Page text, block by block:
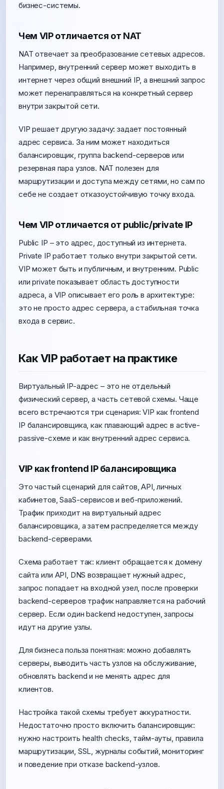
бизнес-системы.
Чем VIP отличается от NAT
NAT отвечает за преобразование сетевых адресов.
Например, внутренний сервер может выходить в
интернет через общий внешний IP, а внешний запрос
может перенаправляться на конкретный сервер
внутри закрытой сети.
VIP решает другую задачу: задает постоянный
адрес сервиса. За ним может находиться
балансировщик, группа backend-серверов или
резервная пара узлов. NAT полезен для
маршрутизации и доступа между сетями, но сам по
себе не создает отказоустойчивую точку входа.
Чем VIP отличается от public/private IP
Public IP – это адрес, доступный из интернета.
Private IP работает только внутри закрытой сети.
VIP может быть и публичным, и внутренним. Public
или private показывает область доступности
адреса, а VIP описывает его роль в архитектуре:
это не просто адрес сервера, а стабильная точка
входа в сервис.
Как VIP работает на практике
Виртуальный IP-адрес – это не отдельный
физический сервер, а часть сетевой схемы. Чаще
всего встречаются три сценария: VIP как frontend
IP балансировщика, как плавающий адрес в active-
passive-схеме и как внутренний адрес сервиса.
VIP как frontend IP балансировщика
Это частый сценарий для сайтов, API, личных
кабинетов, SaaS-сервисов и веб-приложений.
Трафик приходит на виртуальный адрес
балансировщика, а затем распределяется между
backend-серверами.
Схема работает так: клиент обращается к домену
сайта или API, DNS возвращает нужный адрес,
запрос попадает на входной узел, после проверки
backend-серверов трафик направляется на рабочий
сервер. Если один backend недоступен, запросы
идут на другие узлы.
Для бизнеса польза понятная: можно добавлять
серверы, выводить часть узлов на обслуживание,
обновлять backend и не менять адрес для
клиентов.
Настройка такой схемы требует аккуратности.
Недостаточно просто включить балансировщик:
нужно настроить health checks, тайм-ауты, правила
маршрутизации, SSL, журналы событий, мониторинг
и поведение при отказе backend-узлов.